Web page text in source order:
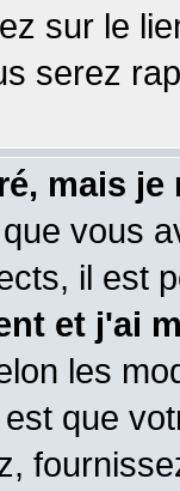
sur le
serez
mais
vous
il est
et j'ai
les
que